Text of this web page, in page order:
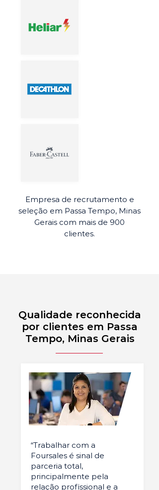
Empresa de recrutamento e
seleção em Passa Tempo, Minas
Gerais com mais de 900
clientes.
Qualidade reconhecida
por clientes em Passa
Tempo, Minas Gerais
“Trabalhar com a
Foursales é sinal de
parceria total,
principalmente pela
relação profissional e a